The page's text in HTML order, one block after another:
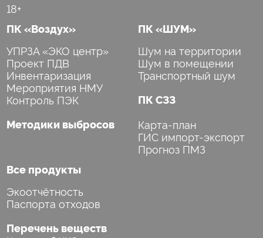
18+
ПК «Воздух»
УПРЗА «ЭКО центр»
Проект ПДВ
Инвентаризация
Мероприятия НМУ
Контроль ПЭК
Методики выбросов
ПК «ШУМ»
Шум на территории
Шум в помещении
Транспортный шум
ПК СЗЗ
Карта-план
ГИС импорт-экспорт
Прогноз ПМЗ
Все продукты
Экоотчётность
Паспорта отходов
Перечень веществ